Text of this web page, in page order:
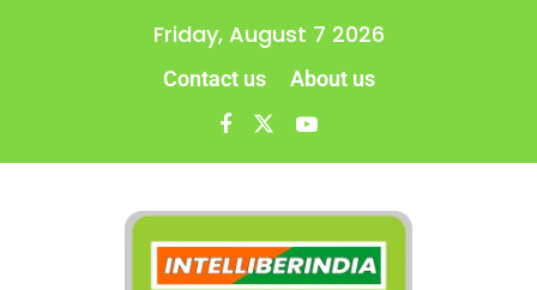
Friday, August 7 2026
Contact us About us